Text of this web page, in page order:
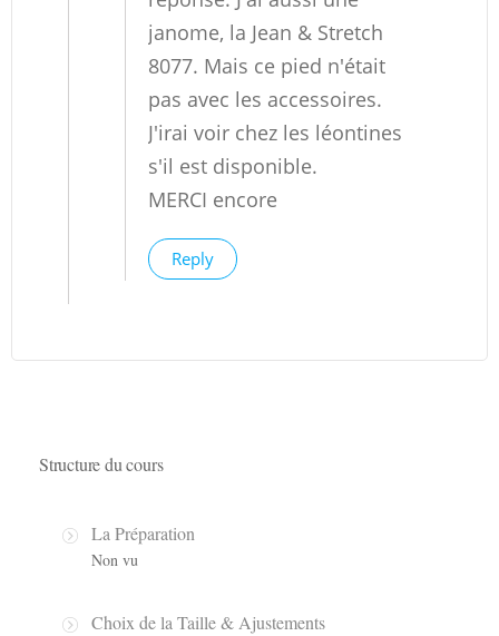
janome, la Jean & Stretch
8077. Mais ce pied n'était
pas avec les accessoires.
J'irai voir chez les léontines
s'il est disponible.
MERCI encore
Reply
Structure du cours
La Préparation
Non vu
Choix de la Taille & Ajustements